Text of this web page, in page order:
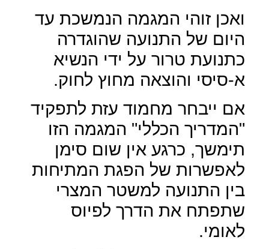
ואכן זוהי המגמה הנמשכת עד
היום של התנועה שהוגדרה
כתנועת טרור על ידי הנשיא
א-סיסי והוצאה מחוץ לחוק.
אם ייבחר מחמוד עזת לתפקיד
"המדריך הכללי" המגמה הזו
תימשך, כרגע אין שום סימן
לאפשרות של הפגת המתיחות
בין התנועה למשטר המצרי
שתפתח את הדרך לפיוס
לאומי.